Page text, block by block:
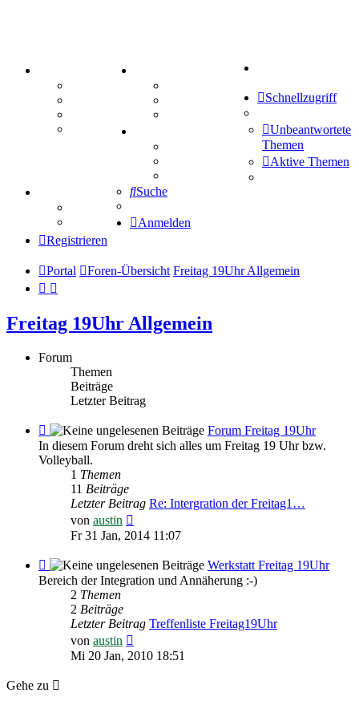
Mastodon
Treffenübersicht
Zitatesammlung
Schiffe versenken
Tipprunde
Comunio
Schnellzugriff
Unbeantwortete
Themen
Aktive Themen
Suche
Anmelden
Registrieren
Portal Foren-Übersicht Freitag 19Uhr Allgemein
Freitag 19Uhr Allgemein
Forum
Themen
Beiträge
Letzter Beitrag
Feed
-
Forum
Freitag
19Uhr
Forum Freitag 19Uhr
In diesem Forum dreht sich alles um Freitag 19 Uhr bzw.
Volleyball.
1 Themen
11 Beiträge
Letzter Beitrag Re: Intergration der Freitag1…
von austin
Beitrag
Fr 31 Jan, 2014 11:07
Feed
-
Werkstatt
Freitag
19Uhr
Werkstatt Freitag 19Uhr
Bereich der Integration und Annäherung :-)
2 Themen
2 Beiträge
Letzter Beitrag Treffenliste Freitag19Uhr
von austin
Beitrag
Mi 20 Jan, 2010 18:51
Gehe zu